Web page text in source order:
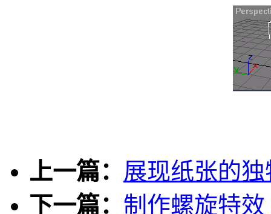
上一篇： 展现纸张的
下一篇： 制作螺旋特效